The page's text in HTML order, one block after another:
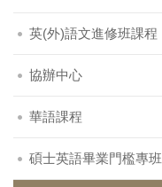
英(外)語文進修班課程
協辦中心
華語課程
碩士英語畢業門檻專班